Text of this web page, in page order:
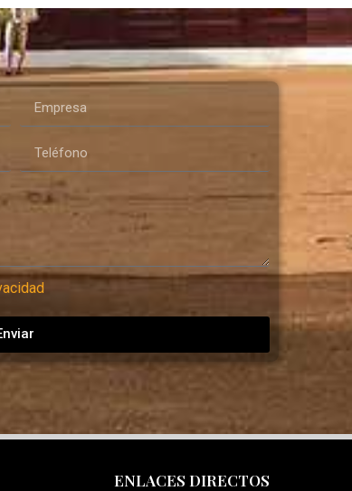
ENLACES DIRECTOS